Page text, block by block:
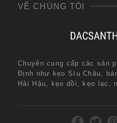
VỀ CHÚNG TÔI
Chuyên cung cấp các sản
Định như kẹo Sìu Châu,
Hải Hậu, kẹo dồi, kẹo lạc,